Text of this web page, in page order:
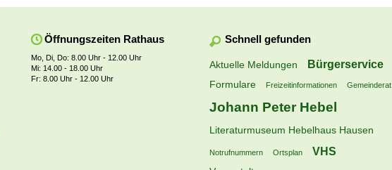
Öffnungszeiten Rathaus
Mo, Di, Do: 8.00 Uhr - 12.00 Uhr
Mi: 14.00 - 18.00 Uhr
Fr: 8.00 Uhr - 12.00 Uhr
Schnell gefunden
Aktuelle Meldungen Bürgerservice
Formulare Freizeitinformationen Gemeinderat
Johann Peter Hebel
Literaturmuseum Hebelhaus Hausen
Notrufnummern Ortsplan VHS